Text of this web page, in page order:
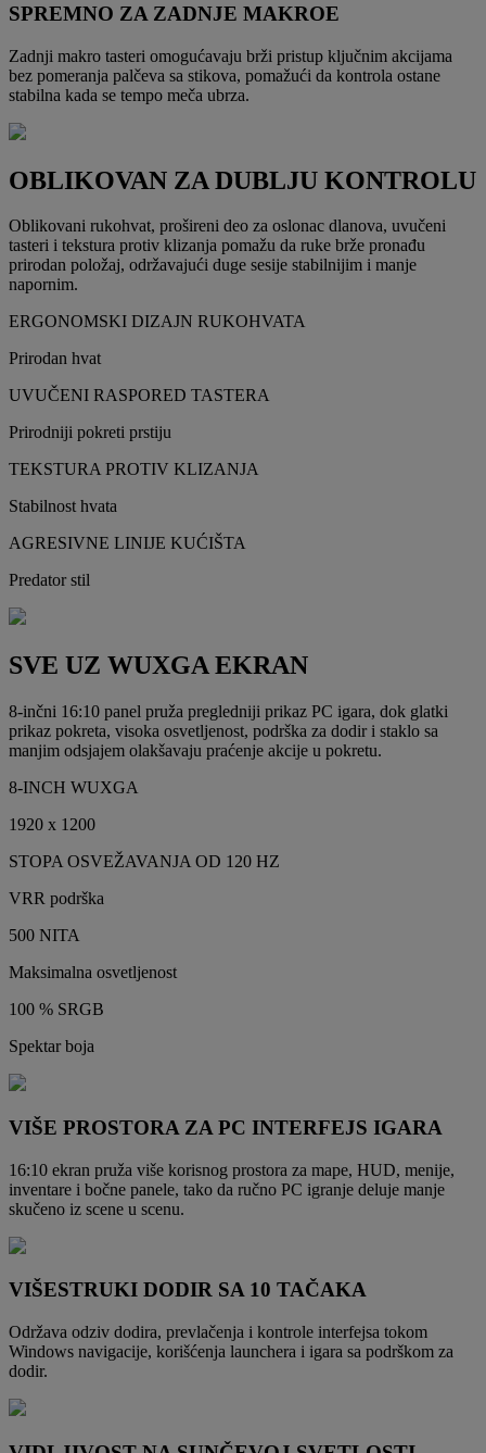
SPREMNO ZA ZADNJE MAKROE
Zadnji makro tasteri omogućavaju brži pristup ključnim akcijama
bez pomeranja palčeva sa stikova, pomažući da kontrola ostane
stabilna kada se tempo meča ubrza.
OBLIKOVAN ZA DUBLJU KONTROLU
Oblikovani rukohvat, prošireni deo za oslonac dlanova, uvučeni
tasteri i tekstura protiv klizanja pomažu da ruke brže pronađu
prirodan položaj, održavajući duge sesije stabilnijim i manje
napornim.
ERGONOMSKI DIZAJN RUKOHVATA
Prirodan hvat
UVUČENI RASPORED TASTERA
Prirodniji pokreti prstiju
TEKSTURA PROTIV KLIZANJA
Stabilnost hvata
AGRESIVNE LINIJE KUĆIŠTA
Predator stil
SVE UZ WUXGA EKRAN
8-inčni 16:10 panel pruža pregledniji prikaz PC igara, dok glatki
prikaz pokreta, visoka osvetljenost, podrška za dodir i staklo sa
manjim odsjajem olakšavaju praćenje akcije u pokretu.
8-INCH WUXGA
1920 x 1200
STOPA OSVEŽAVANJA OD 120 HZ
VRR podrška
500 NITA
Maksimalna osvetljenost
100 % SRGB
Spektar boja
VIŠE PROSTORA ZA PC INTERFEJS IGARA
16:10 ekran pruža više korisnog prostora za mape, HUD, menije,
inventare i bočne panele, tako da ručno PC igranje deluje manje
skučeno iz scene u scenu.
VIŠESTRUKI DODIR SA 10 TAČAKA
Održava odziv dodira, prevlačenja i kontrole interfejsa tokom
Windows navigacije, korišćenja launchera i igara sa podrškom za
dodir.